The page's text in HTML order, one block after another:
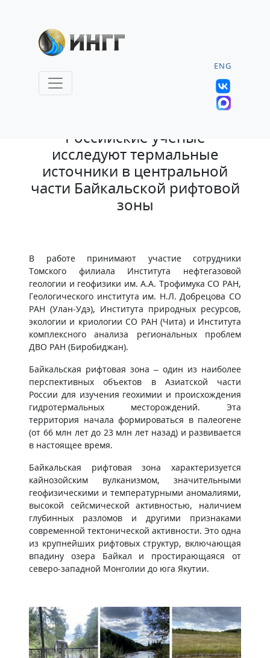
ENG
Российские учёные
исследуют термальные
источники в центральной
части Байкальской рифтовой
зоны
В работе принимают участие сотрудники
Томского филиала Института нефтегазовой
геологии и геофизики им. А.А. Трофимука СО РАН,
Геологического института им. Н.Л. Добрецова СО
РАН (Улан-Удэ), Института природных ресурсов,
экологии и криологии СО РАН (Чита) и Института
комплексного анализа региональных проблем
ДВО РАН (Биробиджан).
Байкальская рифтовая зона – один из наиболее
перспективных объектов в Азиатской части
России для изучения геохимии и происхождения
гидротермальных месторождений. Эта
территория начала формироваться в палеогене
(от 66 млн лет до 23 млн лет назад) и развивается
в настоящее время.
Байкальская рифтовая зона характеризуется
кайнозойским вулканизмом, значительными
геофизическими и температурными аномалиями,
высокой сейсмической активностью, наличием
глубинных разломов и другими признаками
современной тектонической активности. Это одна
из крупнейших рифтовых структур, включающая
впадину озера Байкал и простирающаяся от
северо-западной Монголии до юга Якутии.